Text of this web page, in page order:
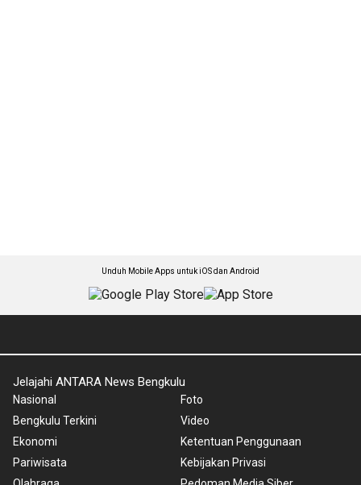
Unduh Mobile Apps untuk iOS dan Android
Jelajahi ANTARA News Bengkulu
Nasional
Bengkulu Terkini
Ekonomi
Pariwisata
Foto
Video
Ketentuan Penggunaan
Kebijakan Privasi